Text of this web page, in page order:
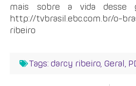
mais sobre a vida desse
http://tvbrasil.ebc.com.br/o-
ribeiro
Tags: darcy ribeiro Geral